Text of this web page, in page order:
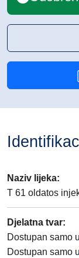
Naziv lijeka:
T 61 oldatos
Djelatna tvar:
Dostupan samo u
Dostupan samo u